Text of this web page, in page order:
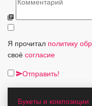
Я прочитал политику
своё согласие
Отправить!
Букеты и композиции